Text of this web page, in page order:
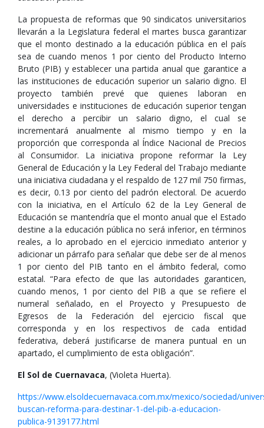
La propuesta de reformas que 90 sindicatos universitarios
llevarán a la Legislatura federal el martes busca garantizar
que el monto destinado a la educación pública en el país
sea de cuando menos 1 por ciento del Producto Interno
Bruto (PIB) y establecer una partida anual que garantice a
las instituciones de educación superior un salario digno. El
proyecto también prevé que quienes laboran en
universidades e instituciones de educación superior tengan
el derecho a percibir un salario digno, el cual se
incrementará anualmente al mismo tiempo y en la
proporción que corresponda al Índice Nacional de Precios
al Consumidor. La iniciativa propone reformar la Ley
General de Educación y la Ley Federal del Trabajo mediante
una iniciativa ciudadana y el respaldo de 127 mil 750 firmas,
es decir, 0.13 por ciento del padrón electoral. De acuerdo
con la iniciativa, en el Artículo 62 de la Ley General de
Educación se mantendría que el monto anual que el Estado
destine a la educación pública no será inferior, en términos
reales, a lo aprobado en el ejercicio inmediato anterior y
adicionar un párrafo para señalar que debe ser de al menos
1 por ciento del PIB tanto en el ámbito federal, como
estatal. “Para efecto de que las autoridades garanticen,
cuando menos, 1 por ciento del PIB a que se refiere el
numeral señalado, en el Proyecto y Presupuesto de
Egresos de la Federación del ejercicio fiscal que
corresponda y en los respectivos de cada entidad
federativa, deberá justificarse de manera puntual en un
apartado, el cumplimiento de esta obligación”.
El Sol de Cuernavaca, (Violeta Huerta).
https://www.elsoldecuernavaca.com.mx/mexico/sociedad/
buscan-reforma-para-destinar-1-del-pib-a-educacion-
publica-9139177.html